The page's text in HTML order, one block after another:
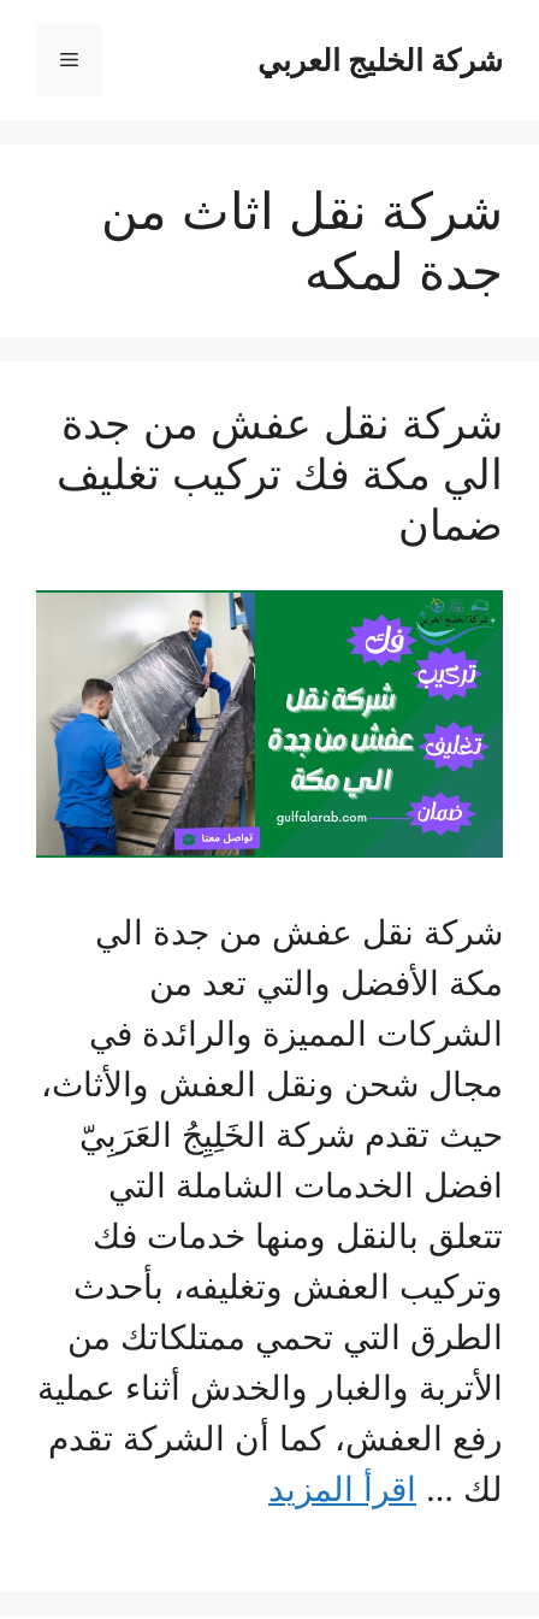
المحتوىشركة الخليج العربي القائمة
شركة نقل اثاث من
جدة لمكه
شركة نقل عفش من جدة
الي مكة فك تركيب تغليف
ضمان
شركة نقل عفش من جدة الي
مكة الأفضل والتي تعد من
الشركات المميزة والرائدة في
مجال شحن ونقل العفش والأثاث،
حيث تقدم شركة الخَلِيِجُ العَرَبِيّ
افضل الخدمات الشاملة التي
تتعلق بالنقل ومنها خدمات فك
وتركيب العفش وتغليفه، بأحدث
الطرق التي تحمي ممتلكاتك من
الأتربة والغبار والخدش أثناء عملية
رفع العفش، كما أن الشركة تقدم
لك … اقرأ المزيد